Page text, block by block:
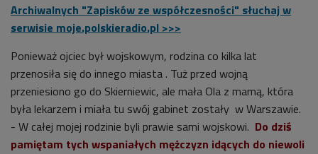
Archiwalnych "Zapisków ze współczesności" słuchaj w
serwisie moje.polskieradio.pl >>>
Ponieważ ojciec był wojskowym, rodzina co kilka lat
przenosiła się do innego miasta . Tuż przed wojną
przeniesiono go do Skierniewic, ale mała Ola z mamą, która
była lekarzem i miała tu swój gabinet zostały w Warszawie.
- W całej mojej rodzinie byli prawie sami wojskowi. Do dziś
pamiętam tych wspaniałych mężczyzn idących do niewoli